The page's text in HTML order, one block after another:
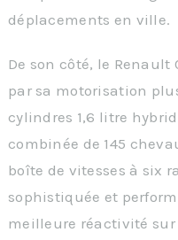
déplacements en ville.
De son côté, le Renault
par sa motorisation
cylindres 1,6 litre
combinée de 145
boîte de vitesses à six
sophistiquée et
meilleure réactivité sur